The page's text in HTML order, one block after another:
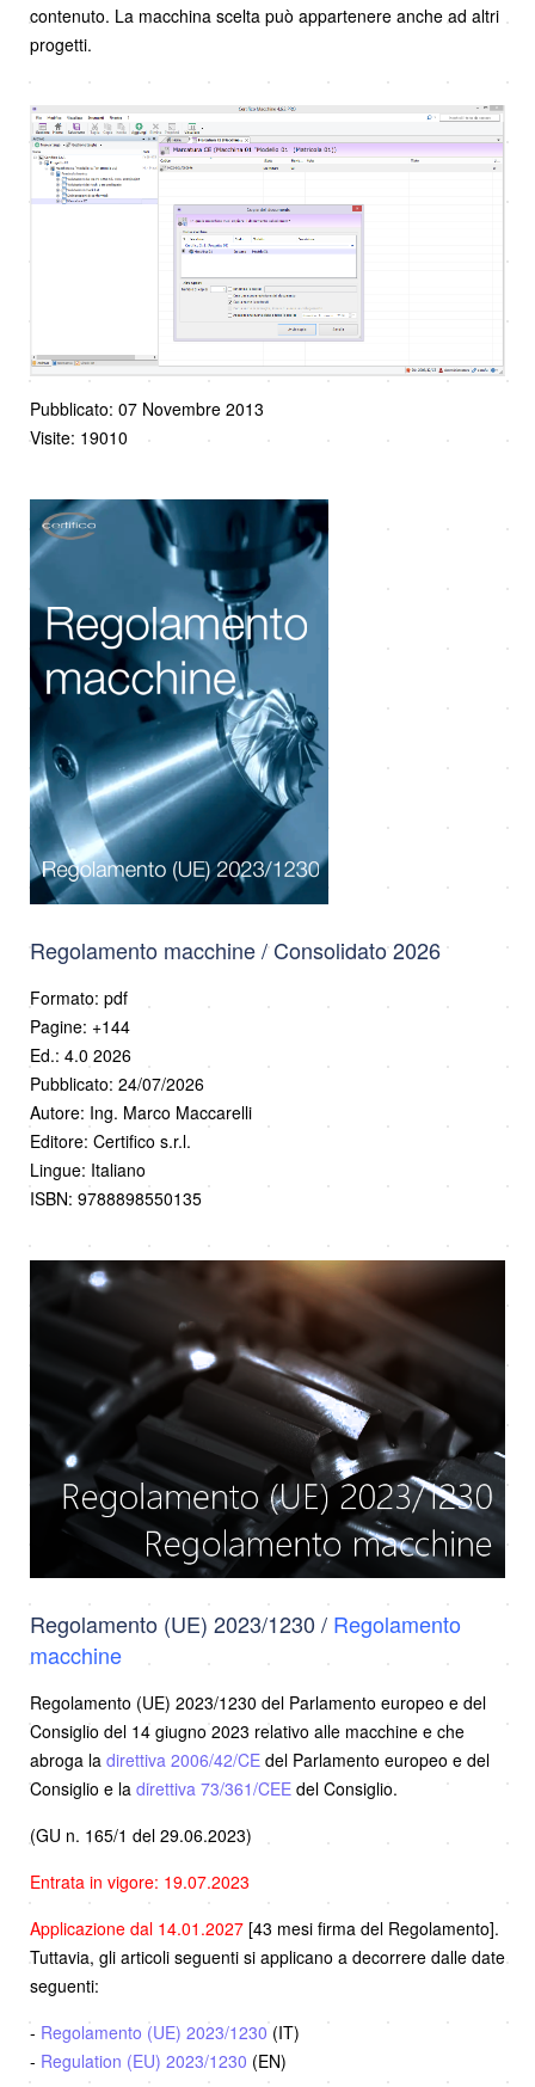
contenuto. La macchina scelta può appartenere anche ad altri
progetti.
Pubblicato: 07 Novembre 2013
Visite: 19010
Regolamento macchine / Consolidato 2026
Formato: pdf
Pagine: +144
Ed.: 4.0 2026
Pubblicato: 24/07/2026
Autore: Ing. Marco Maccarelli
Editore: Certifico s.r.l.
Lingue: Italiano
ISBN: 9788898550135
Regolamento (UE) 2023/1230 / Regolamento
macchine
Regolamento (UE) 2023/1230 del Parlamento europeo e del
Consiglio del 14 giugno 2023 relativo alle macchine e che
abroga la direttiva 2006/42/CE del Parlamento europeo e del
Consiglio e la direttiva 73/361/CEE del Consiglio.
(GU n. 165/1 del 29.06.2023)
Entrata in vigore: 19.07.2023
Applicazione dal 14.01.2027 [43 mesi firma del Regolamento].
Tuttavia, gli articoli seguenti si applicano a decorrere dalle date
seguenti:
- Regolamento (UE) 2023/1230 (IT)
- Regulation (EU) 2023/1230 (EN)